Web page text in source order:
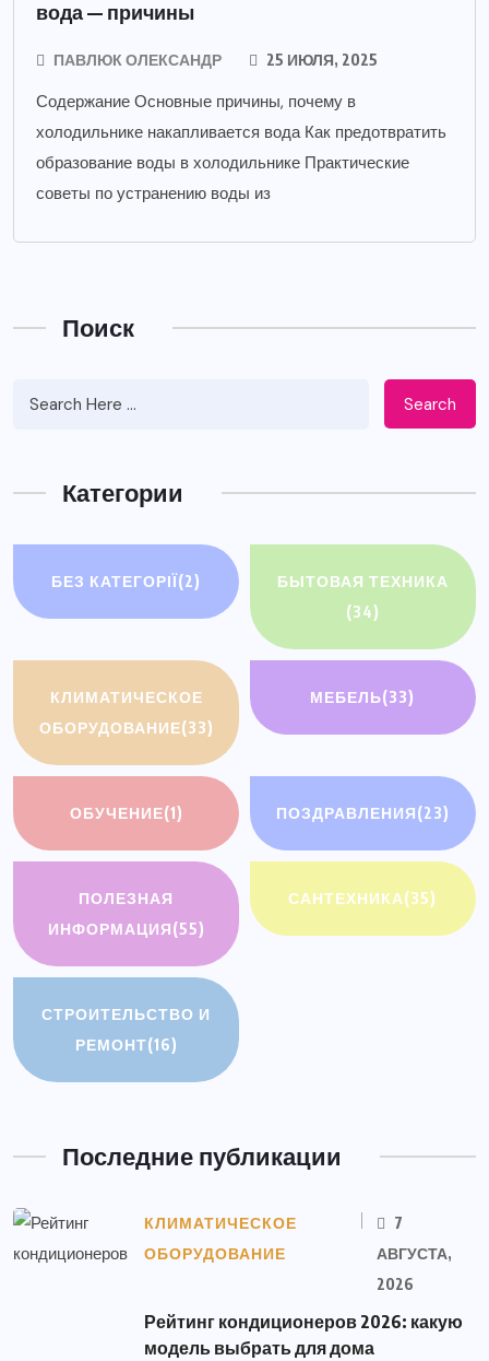
вода — причины
ПАВЛЮК ОЛЕКСАНДР 25 ИЮЛЯ, 2025
Содержание Основные причины, почему в
холодильнике накапливается вода Как предотвратить
образование воды в холодильнике Практические
советы по устранению воды из
Поиск
Search
Категории
БЕЗ КАТЕГОРІЇ(2)
БЫТОВАЯ ТЕХНИКА
(34)
КЛИМАТИЧЕСКОЕ
ОБОРУДОВАНИЕ(33)
МЕБЕЛЬ(33)
ОБУЧЕНИЕ(1) ПОЗДРАВЛЕНИЯ(23)
ПОЛЕЗНАЯ
ИНФОРМАЦИЯ(55)
САНТЕХНИКА(35)
СТРОИТЕЛЬСТВО И
РЕМОНТ(16)
Последние публикации
КЛИМАТИЧЕСКОЕ
ОБОРУДОВАНИЕ
7
АВГУСТА,
2026
Рейтинг кондиционеров 2026: какую
модель выбрать для дома